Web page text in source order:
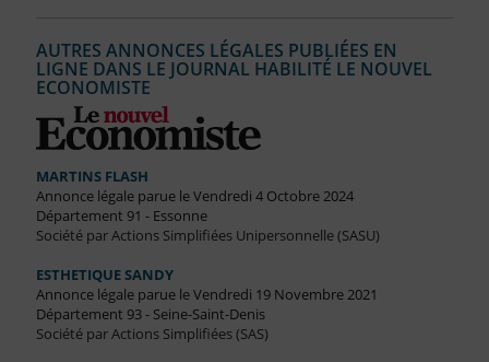
AUTRES ANNONCES LÉGALES PUBLIÉES EN
LIGNE DANS LE JOURNAL HABILITÉ LE NOUVEL
ECONOMISTE
MARTINS FLASH
Annonce légale parue le Vendredi 4 Octobre 2024
Département 91 - Essonne
Société par Actions Simplifiées Unipersonnelle (SASU)
ESTHETIQUE SANDY
Annonce légale parue le Vendredi 19 Novembre 2021
Département 93 - Seine-Saint-Denis
Société par Actions Simplifiées (SAS)